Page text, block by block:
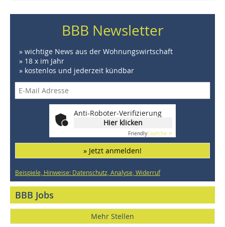
BBB Newsletter
» wichtige News aus der Wohnungswirtschaft
» 18 x im Jahr
» kostenlos und jederzeit kündbar
Anti-Roboter-Verifizierung
Hier klicken
FriendlyCaptcha ⇗
» Jetzt anmelden!
Beispiele, Hinweise: Datenschutz, Analyse, Widerruf
BBB Jobs
Mehr Stellen